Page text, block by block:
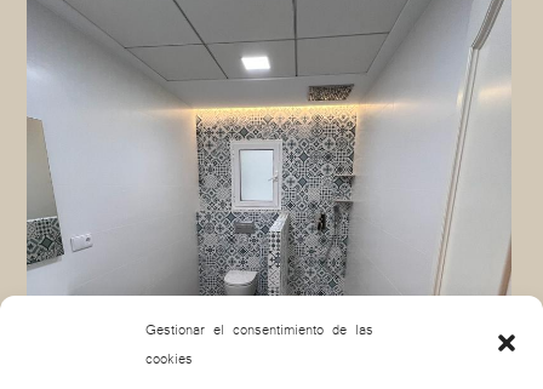
Gestionar el consentimiento de las
cookies